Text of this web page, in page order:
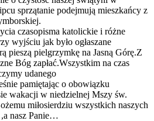
sprzątanie podejmują mieszkańcy z
czasopisma katolickie i różne
wyjściu jak było ogłaszane
pieszą pielgrzymkę na Jasną Górę.Z
Bóg zapłać.Wszystkim na czas
udanego
pamiętając o obowiązku
wakacji w niedzielnej Mszy św.
miłosierdziu wszystkich naszych
nasz Panie…